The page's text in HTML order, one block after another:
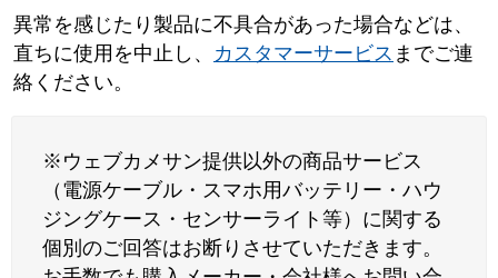
異常を感じたり製品に不具合があった場合などは、
直ちに使用を中止し、 カスタマーサービス までご連
絡ください。
※ウェブカメサン提供以外の商品サービス
（電源ケーブル・スマホ用バッテリー・ハウ
ジングケース・センサーライト等）に関する
個別のご回答はお断りさせていただきます。